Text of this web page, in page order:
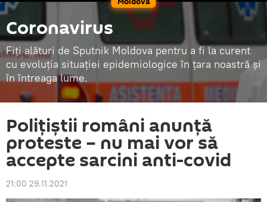
Coronavirus
Fiți alături de Sputnik Moldova pentru a fi la curent
cu evoluția situației epidemiologice în țara noastră și
în întreaga lume.
Polițiștii români anunță
proteste – nu mai vor să
accepte sarcini anti-covid
21:00 29.11.2021